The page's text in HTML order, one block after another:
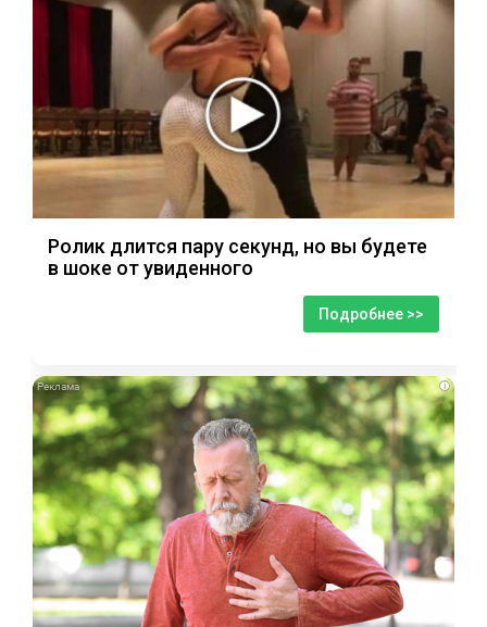
Ролик длится пару секунд, но вы будете
в шоке от увиденного
Подробнее >>
i